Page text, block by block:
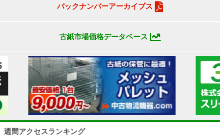
バックナンバーアーカイブス
古紙市場価格データベース
週間アクセスランキング